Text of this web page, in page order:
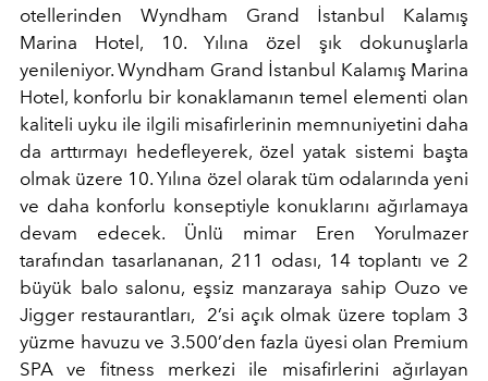
otellerinden Wyndham Grand İstanbul Kalamış
Marina Hotel, 10. Yılına özel şık dokunuşlarla
yenileniyor. Wyndham Grand İstanbul Kalamış Marina
Hotel, konforlu bir konaklamanın temel elementi olan
kaliteli uyku ile ilgili misafirlerinin memnuniyetini daha
da arttırmayı hedefleyerek, özel yatak sistemi başta
olmak üzere 10. Yılına özel olarak tüm odalarında yeni
ve daha konforlu konseptiyle konuklarını ağırlamaya
devam edecek. Ünlü mimar Eren Yorulmazer
tarafından tasarlananan, 211 odası, 14 toplantı ve 2
büyük balo salonu, eşsiz manzaraya sahip Ouzo ve
Jigger restaurantları, 2’si açık olmak üzere toplam 3
yüzme havuzu ve 3.500’den fazla üyesi olan Premium
SPA ve fitness merkezi ile misafirlerini ağırlayan